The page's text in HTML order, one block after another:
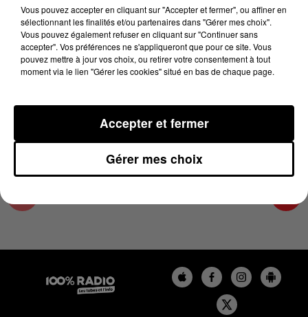
4 juin 2024 - 2 min 22 sec
LES INFOS DE L'HÉRAULT DU 04/06/2024 À
11H01
Podcasts infos de l'Hérault
Vous pouvez accepter en cliquant sur "Accepter et fermer", ou affiner en
sélectionnant les finalités et/ou partenaires dans "Gérer mes choix".
Vous pouvez également refuser en cliquant sur "Continuer sans
accepter". Vos préférences ne s'appliqueront que pour ce site. Vous
pouvez mettre à jour vos choix, ou retirer votre consentement à tout
moment via le lien "Gérer les cookies" situé en bas de chaque page.
Gérer mes choix
Accepter et fermer